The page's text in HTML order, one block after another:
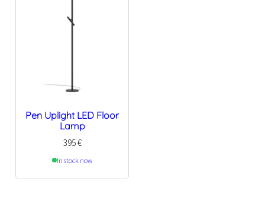
Pen Uplight LED Floor
Lamp
395€
In stock now